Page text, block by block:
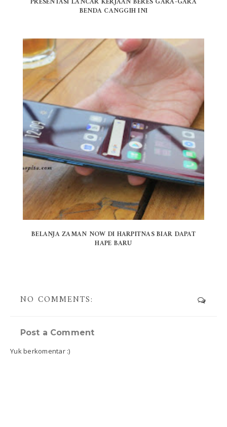
BENDA CANGGIH INI
BELANJA ZAMAN NOW DI HARPITNAS BIAR DAPAT
HAPE BARU
NO COMMENTS:
Post a Comment
Yuk berkomentar :)